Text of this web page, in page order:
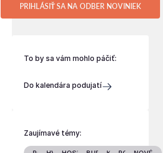
PRIHLÁSIŤ SA NA ODBER NOVINIEK
To by sa vám mohlo páčiť:
Do kalendára podujatí
Zaujímavé témy: